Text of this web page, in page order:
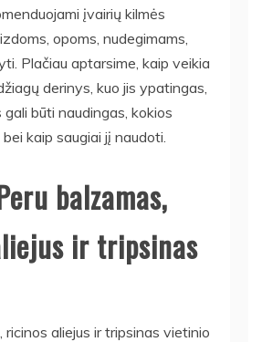
įvairių kilmės
opoms, nudegimams,
Plačiau aptarsime, kaip veikia
derinys, kuo jis ypatingas,
būti naudingas, kokios
kaip saugiai jį naudoti.
balzamas,
ir tripsinas
ricinos aliejus ir tripsinas vietinio